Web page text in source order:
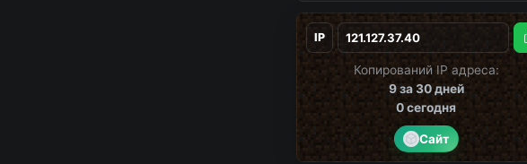
IP
Копирований IP адреса:
9за 30 дней
0сегодня
Сайт